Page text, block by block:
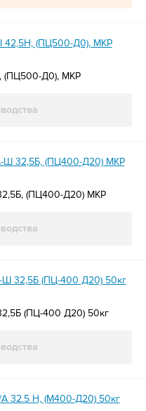
(ПЦ500-Д0), МКР
(ПЦ400-Д20) МКР
(ПЦ-400 Д20) 50кг